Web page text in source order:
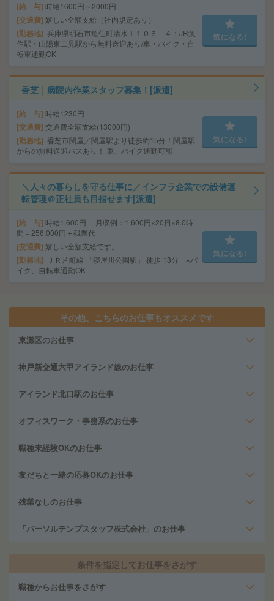
給 与 時給1600円～2000円
交通費 嬉しい全額支給（社内規定あり）
勤務地 兵庫県明石市魚住町清水１１０６－４：JR魚
住駅・山陽東二見駅から無料送迎あり/車・バイク・自
転車通勤OK
気になる!
香芝｜病院内作業スタッフ募集！[派遣]
給 与 時給1230円
交通費 交通費全額支給(13000円)
勤務地 香芝市関屋／関屋駅より徒歩約15分！関屋駅
からの無料送迎バスあり！ 車、バイク通勤可能
気になる!
＼人々の暮らしを守る仕事に／インフラ企業での設備運
転管理＠正社員も目指せます[派遣]
給 与 時給1,600円 月収例：1,600円×20日×8.0時
間＝256,000円＋残業代
交通費 嬉しい全額支給です。
勤務地
ＪＲ片町線 「寝屋川公園駅」 徒歩 13分 ※バ
イク、自転車通勤OK
気になる!
その他、こちらのお仕事もオススメです
東灘区のお仕事
神戸新交通六甲アイランド線のお仕事
アイランド北口駅のお仕事
オフィスワーク・事務系のお仕事
職種未経験OKのお仕事
友だちと一緒の応募OKのお仕事
残業なしのお仕事
「パーソルテンプスタッフ株式会社」のお仕事
条件を指定してお仕事をさがす
職種からお仕事をさがす